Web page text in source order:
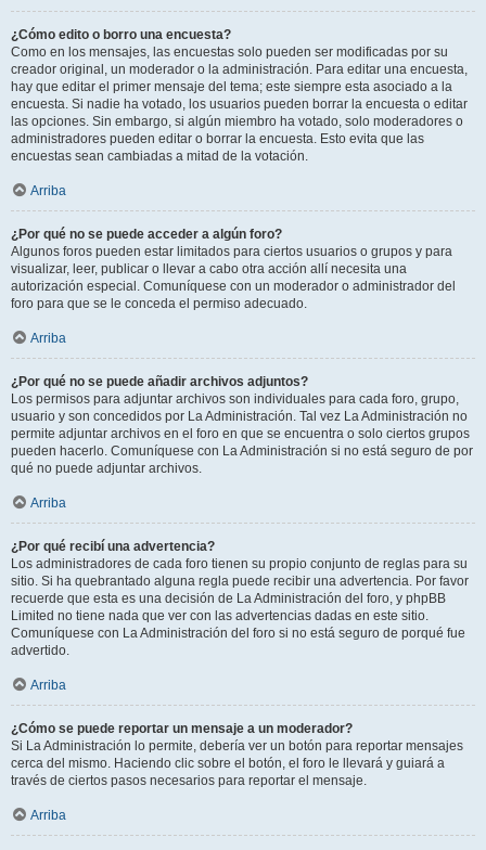
¿Cómo edito o borro una encuesta?
Como en los mensajes, las encuestas solo pueden ser modificadas por su
creador original, un moderador o la administración. Para editar una encuesta,
hay que editar el primer mensaje del tema; este siempre esta asociado a la
encuesta. Si nadie ha votado, los usuarios pueden borrar la encuesta o editar
las opciones. Sin embargo, si algún miembro ha votado, solo moderadores o
administradores pueden editar o borrar la encuesta. Esto evita que las
encuestas sean cambiadas a mitad de la votación.
Arriba
¿Por qué no se puede acceder a algún foro?
Algunos foros pueden estar limitados para ciertos usuarios o grupos y para
visualizar, leer, publicar o llevar a cabo otra acción allí necesita una
autorización especial. Comuníquese con un moderador o administrador del
foro para que se le conceda el permiso adecuado.
Arriba
¿Por qué no se puede añadir archivos adjuntos?
Los permisos para adjuntar archivos son individuales para cada foro, grupo,
usuario y son concedidos por La Administración. Tal vez La Administración no
permite adjuntar archivos en el foro en que se encuentra o solo ciertos grupos
pueden hacerlo. Comuníquese con La Administración si no está seguro de por
qué no puede adjuntar archivos.
Arriba
¿Por qué recibí una advertencia?
Los administradores de cada foro tienen su propio conjunto de reglas para su
sitio. Si ha quebrantado alguna regla puede recibir una advertencia. Por favor
recuerde que esta es una decisión de La Administración del foro, y phpBB
Limited no tiene nada que ver con las advertencias dadas en este sitio.
Comuníquese con La Administración del foro si no está seguro de porqué fue
advertido.
Arriba
¿Cómo se puede reportar un mensaje a un moderador?
Si La Administración lo permite, debería ver un botón para reportar mensajes
cerca del mismo. Haciendo clic sobre el botón, el foro le llevará y guiará a
través de ciertos pasos necesarios para reportar el mensaje.
Arriba